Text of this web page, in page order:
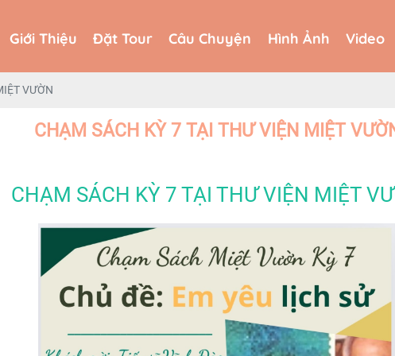
Giới Thiệu Đặt Tour Câu Chuyện Hình Ảnh Video
Giới Thiệu Đặt Tour Câu Chuyện Hình Ảnh Video
VƯỜN
CHẠM SÁCH KỲ 7 TẠI THƯ VIỆN MIỆT
CHẠM SÁCH KỲ 7 TẠI THƯ VIỆN MIỆT